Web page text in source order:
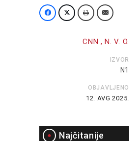
CNN , N. V. O.
IZVOR
N1
OBJAVLJENO
12. AVG 2025.
Najčitanije